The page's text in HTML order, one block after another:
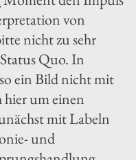
von
nicht zu sehr
Quo. In
ein Bild nicht mit
hier um einen
mit Labeln
und